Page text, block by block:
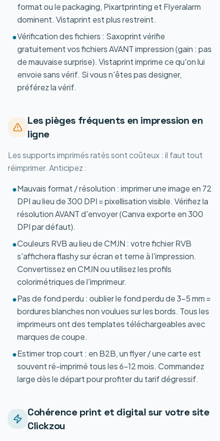
format ou le packaging, Pixartprinting et Flyeralarm
dominent. Vistaprint est plus restreint.
•Vérification des fichiers : Saxoprint vérifie
gratuitement vos fichiers AVANT impression (gain : pas
de mauvaise surprise). Vistaprint imprime ce qu'on lui
envoie sans vérif. Si vous n'êtes pas designer,
préférez la vérif.
Les pièges fréquents en impression en
ligne
Les supports imprimés ratés sont coûteux : il faut tout
réimprimer. Anticipez :
•Mauvais format / résolution : imprimer une image en 72
DPI au lieu de 300 DPI = pixellisation visible. Vérifiez la
résolution AVANT d'envoyer (Canva exporte en 300
DPI par défaut).
•Couleurs RVB au lieu de CMJN : votre fichier RVB
s'affichera flashy sur écran et terne à l'impression.
Convertissez en CMJN ou utilisez les profils
colorimétriques de l'imprimeur.
•Pas de fond perdu : oublier le fond perdu de 3-5 mm =
bordures blanches non voulues sur les bords. Tous les
imprimeurs ont des templates téléchargeables avec
marques de coupe.
•Estimer trop court : en B2B, un flyer / une carte est
souvent ré-imprimé tous les 6-12 mois. Commandez
large dès le départ pour profiter du tarif dégressif.
Cohérence print et digital sur votre site
Clickzou